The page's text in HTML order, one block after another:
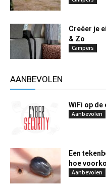
Creëer je
& Zo
Campers
AANBEVOLEN
WiFi op
Aanbevolen
Een
hoe
Aanbevolen